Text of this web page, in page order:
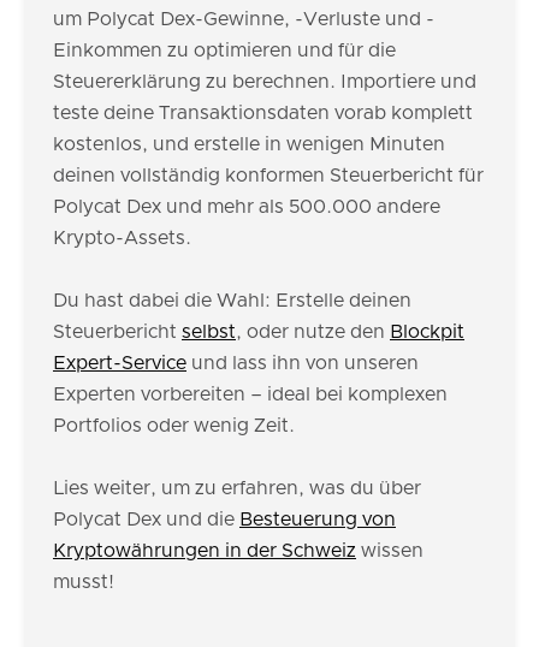
um Polycat Dex-Gewinne, -Verluste und -
Einkommen zu optimieren und für die
Steuererklärung zu berechnen. Importiere und
teste deine Transaktionsdaten vorab komplett
kostenlos, und erstelle in wenigen Minuten
deinen vollständig konformen Steuerbericht für
Polycat Dex und mehr als 500.000 andere
Krypto-Assets.
Du hast dabei die Wahl: Erstelle deinen
Steuerbericht selbst, oder nutze den Blockpit
Expert-Service und lass ihn von unseren
Experten vorbereiten – ideal bei komplexen
Portfolios oder wenig Zeit.
Lies weiter, um zu erfahren, was du über
Polycat Dex und die Besteuerung von
Kryptowährungen in der Schweiz wissen
musst!